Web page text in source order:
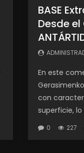
BASE
Desde el
En este
con
superficie, lo
0 227